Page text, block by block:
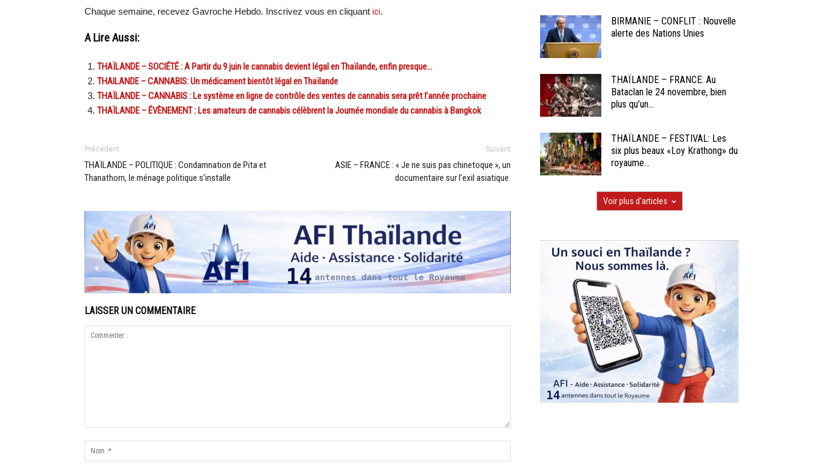
Chaque semaine, recevez Gavroche Hebdo. Inscrivez vous en cliquant ici.
A Lire Aussi:
THAÏLANDE – SOCIÉTÉ : A Partir du 9 juin le cannabis devient légal en Thaïlande, enfin presque…
THAILANDE – CANNABIS: Un médicament bientôt légal en Thaïlande
THAÏLANDE – CANNABIS : Le système en ligne de contrôle des ventes de cannabis sera prêt l’année prochaine
THAÏLANDE – ÉVÈNEMENT : Les amateurs de cannabis célèbrent la Journée mondiale du cannabis à Bangkok
Précédent
THAÏLANDE – POLITIQUE : Condamnation de Pita et
Thanathorn, le ménage politique s’installe
Suivant
ASIE – FRANCE : « Je ne suis pas chinetoque », un
documentaire sur l’exil asiatique
LAISSER UN COMMENTAIRE
BIRMANIE – CONFLIT : Nouvelle
alerte des Nations Unies
THAÏLANDE – FRANCE: Au
Bataclan le 24 novembre, bien
plus qu’un...
THAÏLANDE – FESTIVAL: Les
six plus beaux «Loy Krathong» du
royaume...
Voir plus d'articles